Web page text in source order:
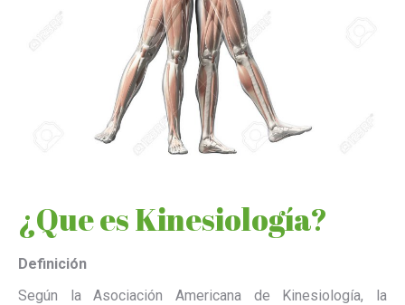
¿Que es Kinesiología?
Definición
Según la Asociación Americana de Kinesiología, la